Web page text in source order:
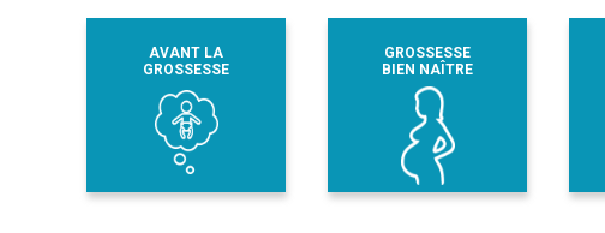
AVANT LA
GROSSESSE
GROSSESSE
BIEN NAÎTRE